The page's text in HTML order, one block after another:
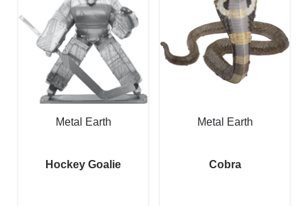
Metal Earth
Hockey Goalie
Metal Earth
Cobra